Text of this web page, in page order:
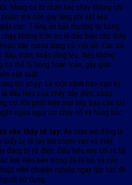
Màng co bị nhăn hay cháy không chỉ
mà còn gây lãng phí vật liệu.
cục: Tiếng ồn bất thường từ băng
không trơn tru là dấu hiệu cho thấy
dây curoa đang có vấn đề. Các bộ
mòn, hoặc lỏng lẻo. Nếu không
có thể bị hỏng hoàn toàn, gây gián
sản xuất.
lúc chạy: Là một cảnh báo cực kỳ
dấu hiệu của cháy dây điện, chập
cơ. Khi phát hiện mùi này, bạn cần tắt
ngừa nguy cơ cháy nổ và hỏng hóc
vào thấy tê tay: An toàn lao động là
bị tê tay khi chạm vào vỏ máy,
đang bị rò điện. Dấu hiệu này chỉ ra hệ
linh kiện bên trong đã bị hở, và cần
viên chuyên nghiệp ngay lập tức để
sử dụng.